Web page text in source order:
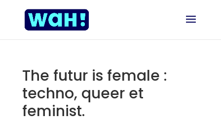
The futur is female :
techno, queer et
feminist.